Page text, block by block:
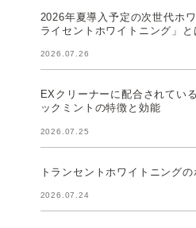
2026年夏導入予定の次世代ホ
ライセントホワイトニング」と
2026.07.26
EXクリーナーに配合されてい
ックミントの特徴と効能
2026.07.25
トランセントホワイトニング
2026.07.24